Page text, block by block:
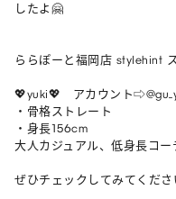
したよ🤗
ららぽーと福岡店 stylehint
💖yuki💖　アカウント
・骨格ストレート
・身長156cm
大人カジュアル、低身長コ
ぜひチェックしてみてくだ